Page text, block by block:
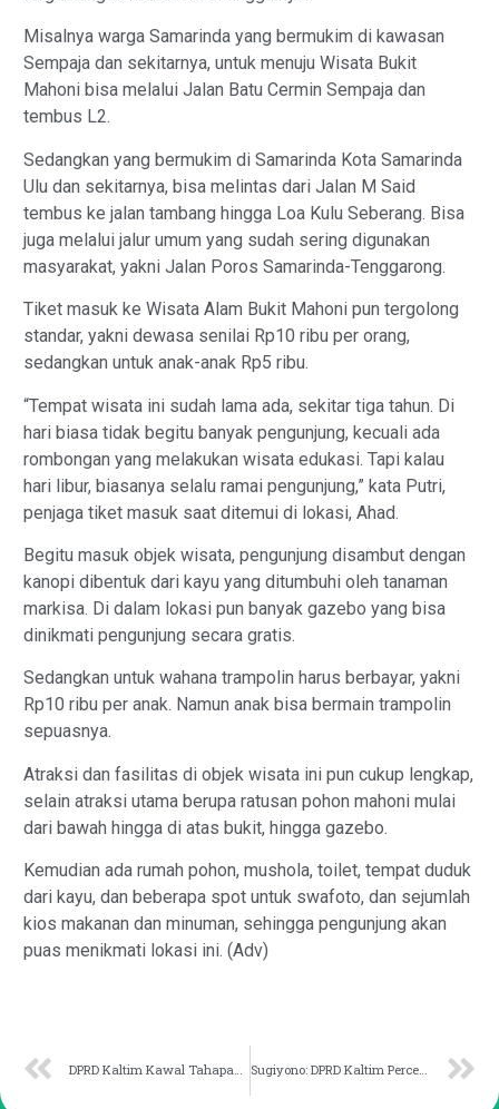
Misalnya warga Samarinda yang bermukim di kawasan
Sempaja dan sekitarnya, untuk menuju Wisata Bukit
Mahoni bisa melalui Jalan Batu Cermin Sempaja dan
tembus L2.
Sedangkan yang bermukim di Samarinda Kota Samarinda
Ulu dan sekitarnya, bisa melintas dari Jalan M Said
tembus ke jalan tambang hingga Loa Kulu Seberang. Bisa
juga melalui jalur umum yang sudah sering digunakan
masyarakat, yakni Jalan Poros Samarinda-Tenggarong.
Tiket masuk ke Wisata Alam Bukit Mahoni pun tergolong
standar, yakni dewasa senilai Rp10 ribu per orang,
sedangkan untuk anak-anak Rp5 ribu.
“Tempat wisata ini sudah lama ada, sekitar tiga tahun. Di
hari biasa tidak begitu banyak pengunjung, kecuali ada
rombongan yang melakukan wisata edukasi. Tapi kalau
hari libur, biasanya selalu ramai pengunjung,” kata Putri,
penjaga tiket masuk saat ditemui di lokasi, Ahad.
Begitu masuk objek wisata, pengunjung disambut dengan
kanopi dibentuk dari kayu yang ditumbuhi oleh tanaman
markisa. Di dalam lokasi pun banyak gazebo yang bisa
dinikmati pengunjung secara gratis.
Sedangkan untuk wahana trampolin harus berbayar, yakni
Rp10 ribu per anak. Namun anak bisa bermain trampolin
sepuasnya.
Atraksi dan fasilitas di objek wisata ini pun cukup lengkap,
selain atraksi utama berupa ratusan pohon mahoni mulai
dari bawah hingga di atas bukit, hingga gazebo.
Kemudian ada rumah pohon, mushola, toilet, tempat duduk
dari kayu, dan beberapa spot untuk swafoto, dan sejumlah
kios makanan dan minuman, sehingga pengunjung akan
puas menikmati lokasi ini. (Adv)
DPRD Kaltim Kawal Tahapan Pembangunan RS Kutim dan Berau Sugiyono: DPRD Kaltim Percepat Pembangunan Jalan Poros Mahulu